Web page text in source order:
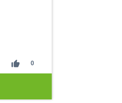
thumb_up 0